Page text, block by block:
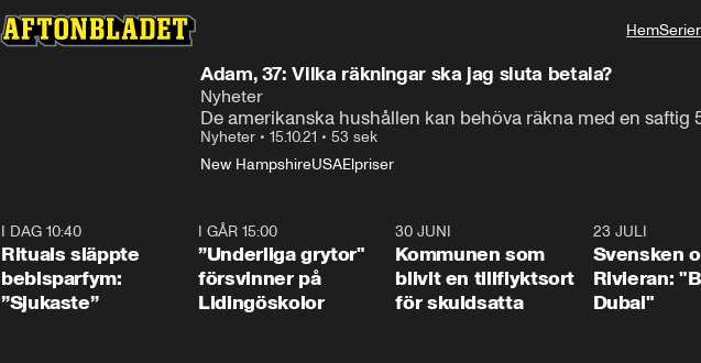
HemSerier
Adam, 37: Vilka räkningar ska jag sluta betala?
Nyheter
De amerikanska hushållen kan behöva räkna med en
Nyheter • 15.10.21 • 53 sek
New HampshireUSAElpriser
I DAG 10:40
Rituals släppte
bebisparfym:
”Sjukaste”
1:07
I GÅR 15:00
”Underliga grytor"
försvinner på
Lidingöskolor
30 JUNI
Kommunen som
blivit en tillflyktsort
för skuldsatta
23 JULI
Svensken
Rivieran:
Dubai"